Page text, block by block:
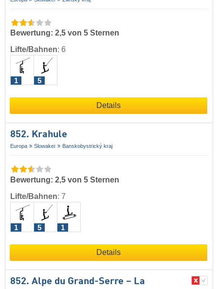
Bewertung: 2,5 von 5 Sternen
Lifte/Bahnen: 6
1 5
Details
852. Krahule
Europa Slowakei Banskobystrický kraj
Bewertung: 2,5 von 5 Sternen
Lifte/Bahnen: 7
1 5 1
Details
852. Alpe du Grand-Serre – La